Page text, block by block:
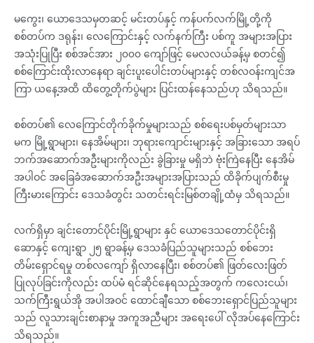
မကွေး၊ ယောဒေသမှတဆင့် မင်းတပ်နှင့် ကန်ပက်လက်မြို့တို့ကို
စစ်တပ်က ဒရုန်း၊ လေကြောင်းနှင့် လက်နက်ကြီး ပစ်ကူ အများအပြား
အသုံးပြုပြီး စစ်အင်အား ၂၀၀၀ ကျော်ဖြင့် မေလလယ်ခန့်မှ စတင်၍
စစ်ကြောင်းထိုးလာနေရာ ချင်းပူးပေါင်းတပ်များနှင့် တစ်လဝန်းကျင်အ
ကြာ ယနေ့အထိ ထိတွေ့တိုက်ပွဲများ ပြင်းထန်နေသည်ဟု သိရသည်။
စစ်တပ်၏ လေကြောင်တိုက်ခိုက်မှုများသည် စစ်ရေးပစ်မှတ်များသာ
မက မြို့ရွာများ၊ နေအိမ်များ၊ ဘုရားကျောင်းများနှင့် အခြားသော အရပ်
ဘက်အဆောက်အဦးများကိုလည်း ခွဲခြားမှု မရှိဘဲ ဗုံးကြဲနေပြီး နေအိမ်
အပါဝင် အခြေခံအဆောက်အဦးအများအပြားသည် ထိခိုက်ပျက်စီးမှု
ကြီးမားကြောင်း ဒေသခံတွင်း သတင်းရင်းမြစ်တချို့ထံမှ သိရသည်။
လက်ရှိမှာ ချင်းတောင်ပိုင်းမြို့ရွာများ နှင် ယောဒေသတောင်ပိုင်းရှိ
ဆောနှင့် ကျေးရွာ ၂၅ ရွာခန့်မှ ဒေသခံပြည်သူများသည် စစ်ဘေး
တိမ်းရှောင်ရမှု တစ်လကျော် ရှိလာနေပြီး၊ စစ်တပ်၏ ဖြတ်လေးဖြတ်
ပြုလုပ်ခြင်းကိုလည်း ထပ်မံ ရင်ဆိုင်နေရသည့်အတွက် ကလေးငယ်၊
သက်ကြီးရွယ်အို အပါအဝင် ထောင်ချီသော စစ်ဘေးရှောင်ပြည်သူများ
သည် လူသားချင်းစာနာမှု အကူအညီများ အရေးပေါ် လိုအပ်နေကြောင်း
သိရသည်။